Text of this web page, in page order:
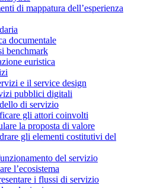
di mappatura dell’esperienza
documentale
benchmark
euristica
e il service design
pubblici digitali
di servizio
gli attori coinvolti
la proposta di valore
gli elementi costitutivi del
del servizio
l’ecosistema
i flussi di servizio